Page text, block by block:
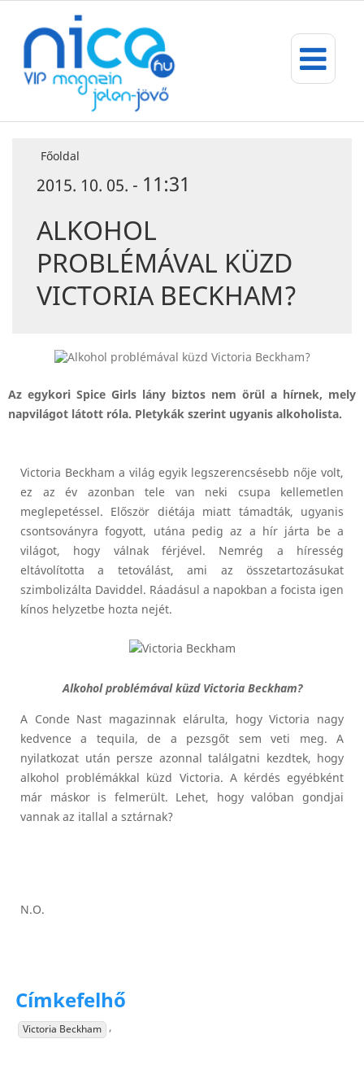
Főoldal
2015. 10. 05. - 11:31
ALKOHOL
PROBLÉMÁVAL KÜZD
VICTORIA BECKHAM?
Az egykori Spice Girls lány biztos nem örül a hírnek, mely
napvilágot látott róla. Pletykák szerint ugyanis alkoholista.
Victoria Beckham a világ egyik legszerencsésebb nője volt,
ez az év azonban tele van neki csupa kellemetlen
meglepetéssel. Először diétája miatt támadták, ugyanis
csontsoványra fogyott, utána pedig az a hír járta be a
világot, hogy válnak férjével. Nemrég a híresség
eltávolította a tetoválást, ami az összetartozásukat
szimbolizálta Daviddel. Ráadásul a napokban a focista igen
kínos helyzetbe hozta nejét.
Alkohol problémával küzd Victoria Beckham?
A Conde Nast magazinnak elárulta, hogy Victoria nagy
kedvence a tequila, de a pezsgőt sem veti meg. A
nyilatkozat után persze azonnal találgatni kezdtek, hogy
alkohol problémákkal küzd Victoria. A kérdés egyébként
már máskor is felmerült. Lehet, hogy valóban gondjai
vannak az itallal a sztárnak?
N.O.
Címkefelhő
Victoria Beckham ,